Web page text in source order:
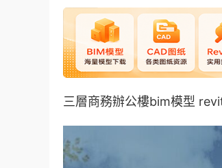
三層商務辦公樓bim模型